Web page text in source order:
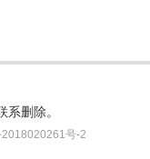
系删除。
号-2